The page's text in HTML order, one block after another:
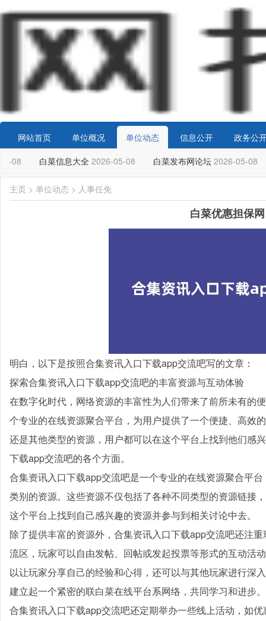
网站首页 单位概况 单位动态 信息公开
政务公
08
白菜信息大全 2026-05-08 白菜发布网论坛 2026-05-08
主页 > 单位动态 > 人事任免
白菜优惠担保网
明白，以下是按照合集资讯入口下载app交流吧写的文章：
探索合集资讯入口下载app交流吧的丰富资源与互动体验
在数字化时代，网络资源的丰富性为人们带来了前所未有的
个专业的在线资源聚合平台，为用户提供了一个便捷、高效
还是其他类型的资源，用户都可以在这个平台上找到他们感
下载app交流吧的各个方面。
合集资讯入口下载app交流吧是一个专业的在线资源聚合平
类别的资源。这些资源不仅包括了各种不同类型的资源链接
这个平台上找到自己感兴趣的资源并参与到相关讨论中去。
除了提供丰富的资源外，合集资讯入口下载app交流吧还注
流区，玩家可以自由发帖、回帖或发起投票等形式的互动活
以让玩家分享自己的经验和心得，还可以与其他玩家进行深
建立起一个紧密的联白菜在线平台系网络，共同学习和进步。
合集资讯入口下载app交流吧还定期举办一些线上活动，如